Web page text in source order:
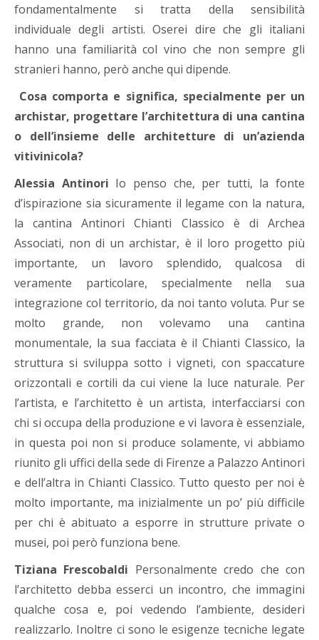
fondamentalmente si tratta della sensibilità
individuale degli artisti. Oserei dire che gli italiani
hanno una familiarità col vino che non sempre gli
stranieri hanno, però anche qui dipende.
Cosa comporta e significa, specialmente per un
archistar, progettare l’architettura di una cantina
o dell’insieme delle architetture di un’azienda
vitivinicola?
Alessia Antinori Io penso che, per tutti, la fonte
d’ispirazione sia sicuramente il legame con la natura,
la cantina Antinori Chianti Classico è di Archea
Associati, non di un archistar, è il loro progetto più
importante, un lavoro splendido, qualcosa di
veramente particolare, specialmente nella sua
integrazione col territorio, da noi tanto voluta. Pur se
molto grande, non volevamo una cantina
monumentale, la sua facciata è il Chianti Classico, la
struttura si sviluppa sotto i vigneti, con spaccature
orizzontali e cortili da cui viene la luce naturale. Per
l’artista, e l’architetto è un artista, interfacciarsi con
chi si occupa della produzione e vi lavora è essenziale,
in questa poi non si produce solamente, vi abbiamo
riunito gli uffici della sede di Firenze a Palazzo Antinori
e dell’altra in Chianti Classico. Tutto questo per noi è
molto importante, ma inizialmente un po’ più difficile
per chi è abituato a esporre in strutture private o
musei, poi però funziona bene.
Tiziana Frescobaldi Personalmente credo che con
l’architetto debba esserci un incontro, che immagini
qualche cosa e, poi vedendo l’ambiente, desideri
realizzarlo. Inoltre ci sono le esigenze tecniche legate